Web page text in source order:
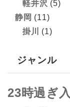
軽井沢 (5)
静岡 (11)
掛川
(1)
ジャンル
23時過ぎ